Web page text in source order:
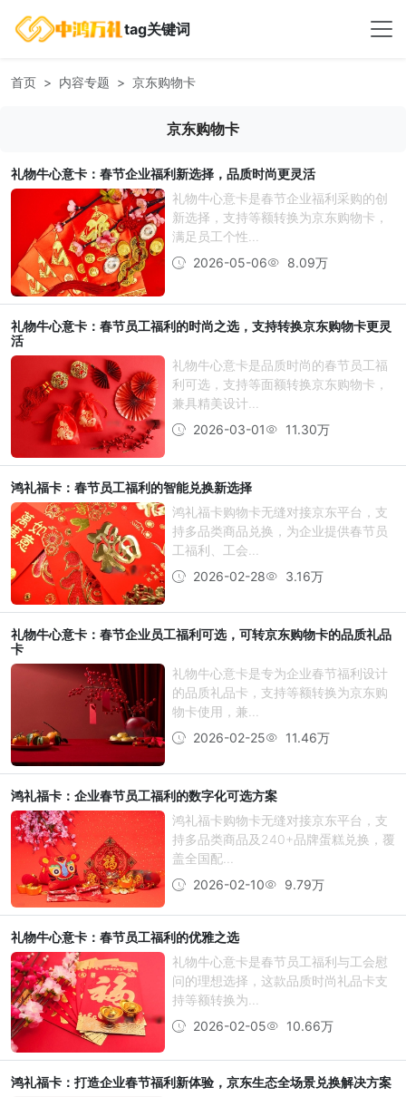
tag关键词
首页 内容专题 京东购物卡
京东购物卡
礼物牛心意卡：春节企业福利新选择，品质时尚更灵活
礼物牛心意卡是春节企业福利采购的创
新选择，支持等额转换为京东购物卡，
满足员工个性...
2026-05-06
8.09万
礼物牛心意卡：春节员工福利的时尚之选，支持转换京东购物卡更灵
活
礼物牛心意卡是品质时尚的春节员工福
利可选，支持等面额转换京东购物卡，
兼具精美设计...
2026-03-01
11.30万
鸿礼福卡：春节员工福利的智能兑换新选择
鸿礼福卡购物卡无缝对接京东平台，支
持多品类商品兑换，为企业提供春节员
工福利、工会...
2026-02-28
3.16万
礼物牛心意卡：春节企业员工福利可选，可转京东购物卡的品质礼品
卡
礼物牛心意卡是专为企业春节福利设计
的品质礼品卡，支持等额转换为京东购
物卡使用，兼...
2026-02-25
11.46万
鸿礼福卡：企业春节员工福利的数字化可选方案
鸿礼福卡购物卡无缝对接京东平台，支
持多品类商品及240+品牌蛋糕兑换，覆
盖全国配...
2026-02-10
9.79万
礼物牛心意卡：春节员工福利的优雅之选
礼物牛心意卡是春节员工福利与工会慰
问的理想选择，这款品质时尚礼品卡支
持等额转换为...
2026-02-05
10.66万
鸿礼福卡：打造企业春节福利新体验，京东生态全场景兑换解决方案